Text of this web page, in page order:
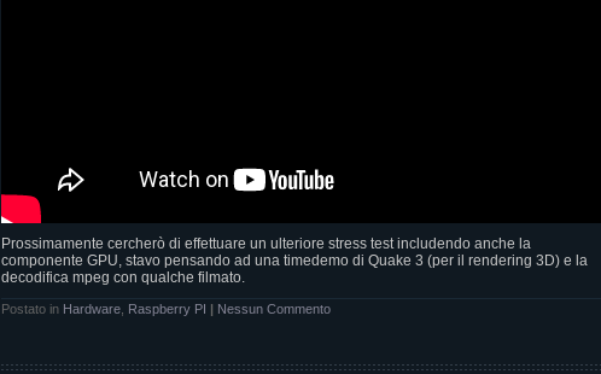
Prossimamente cercherò di effettuare un ulteriore stress test includendo anche la
componente GPU, stavo pensando ad una timedemo di Quake 3 (per il rendering 3D) e la
decodifica mpeg con qualche filmato.
Postato in Hardware Raspberry PI | Nessun Commento